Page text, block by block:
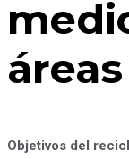
Objetivos del